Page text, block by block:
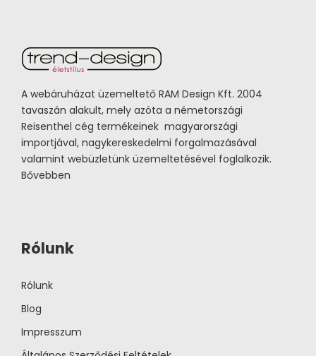
A webáruházat üzemeltető RAM Design Kft. 2004
tavaszán alakult, mely azóta a németországi
Reisenthel cég termékeinek magyarországi
importjával, nagykereskedelmi forgalmazásával
valamint webüzletünk üzemeltetésével foglalkozik.
Bővebben
Rólunk
Rólunk
Blog
Impresszum